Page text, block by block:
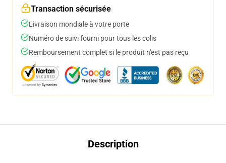
Transaction sécurisée
Livraison mondiale à votre porte
Numéro de suivi fourni pour tous les colis
Remboursement complet si le produit n'est pas reçu
Description